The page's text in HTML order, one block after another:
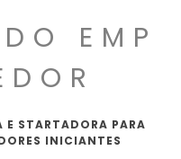
EMP
STARTADORA PARA
INICIANTES